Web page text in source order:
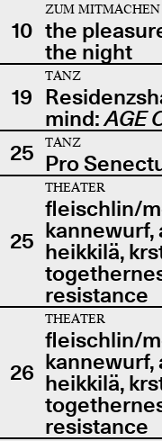
10
ZUM MITMACHEN
the
the night
19
TANZ
mind:AGE
25
TANZ
Pro
25
THEATER
fleischlin/
kannewurf,
heikkilä,
resistance
26
THEATER
fleischlin/
kannewurf,
heikkilä,
resistance